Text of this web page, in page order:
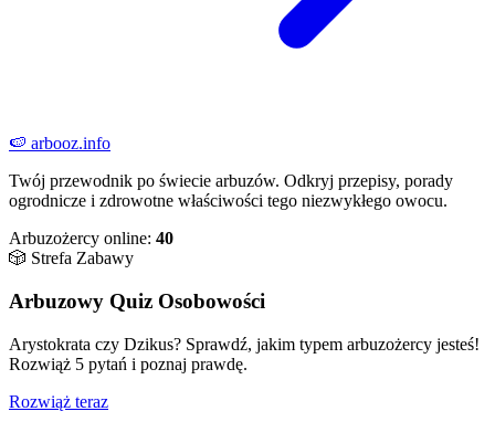
🍉 arbooz.info
Twój przewodnik po świecie arbuzów. Odkryj przepisy, porady
ogrodnicze i zdrowotne właściwości tego niezwykłego owocu.
Arbuzożercy online: 40
🎲 Strefa Zabawy
Arbuzowy Quiz Osobowości
Arystokrata czy Dzikus? Sprawdź, jakim typem arbuzożercy jesteś!
Rozwiąż 5 pytań i poznaj prawdę.
Rozwiąż teraz